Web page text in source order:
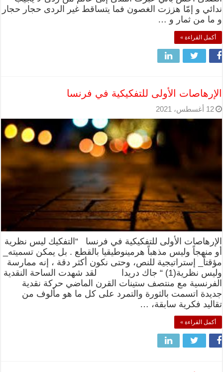
ندائي و إمّا هززت الغصون فما يتساقط غير الردى حجار حجار
و ما من ثمار و …
أكمل القراءة »
الإرهاصات الأولى للتفكيكية في فرنسا
12 أغسطس، 2021
الإرهاصات الأولى للتفكيكية في فرنسا “التفكيك ليس نظرية
أو منهجاً وليس مذهباً هرمينوطيقيا بالقطع . بل يمكن تسميته_
مؤقتاً_ إستراتيجية للنص، وحتى نكون أكثر دقة ، إنه ممارسة
وليس نظرية(1) “ جاك دريدا لقد شهدت الساحة النقدية
الفرنسية مع منتصف ستينات القرن الماضي حركة نقدية
جديدة اتسمت بالثورة والتمرد على كل ما هو مألوف من
تقاليد فكرية سابقة، …
أكمل القراءة »